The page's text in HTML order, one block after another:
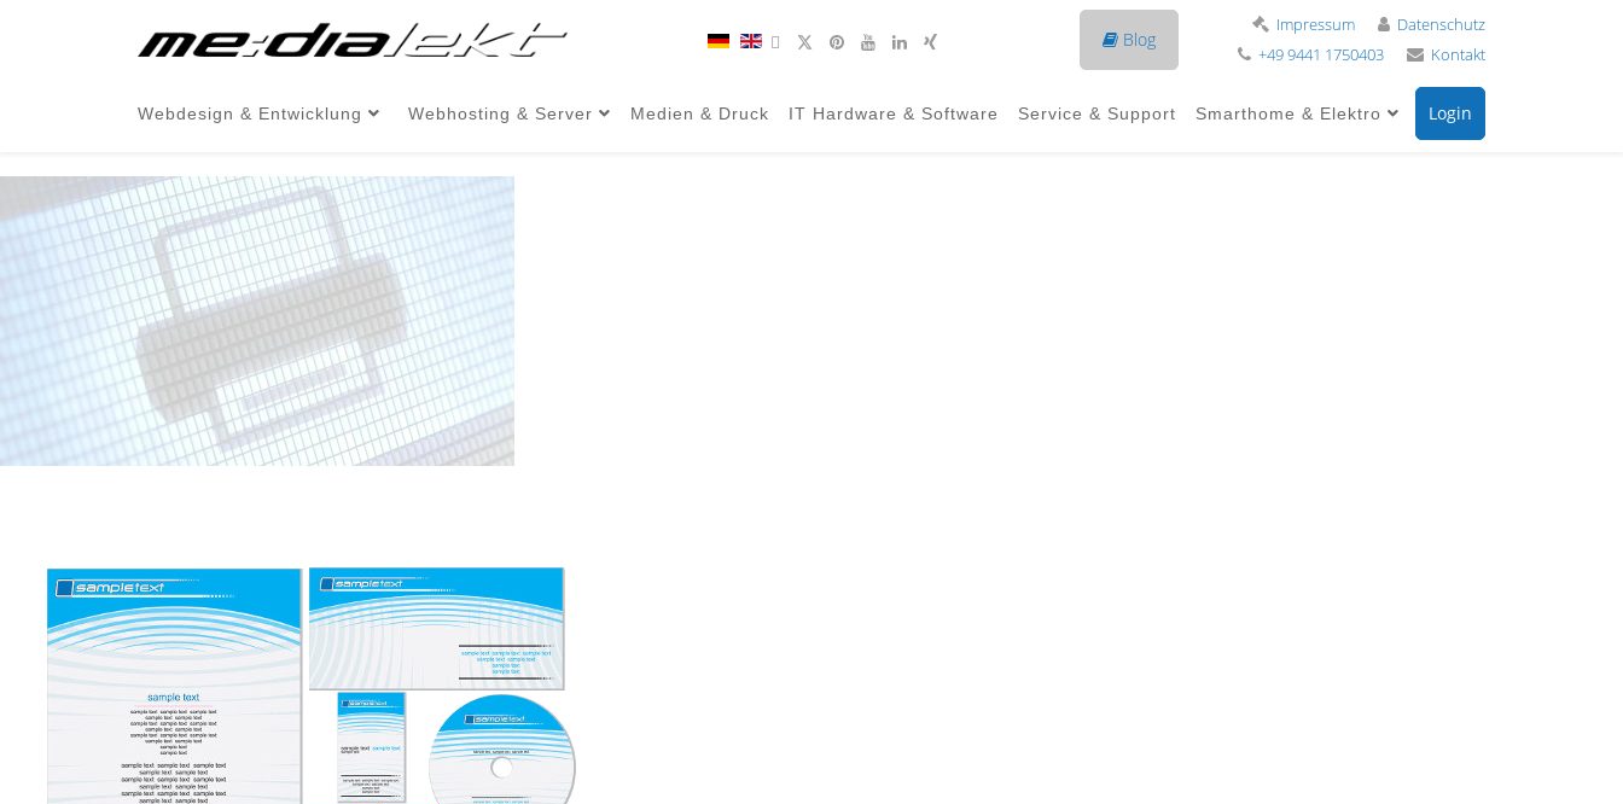
Blog
Impressum
Datenschutz
+49 9441 1750403
Kontakt
Webdesign & Entwicklung Webhosting & Server Medien & Druck IT Hardware & Software Service & Support Smarthome & Elektro Login